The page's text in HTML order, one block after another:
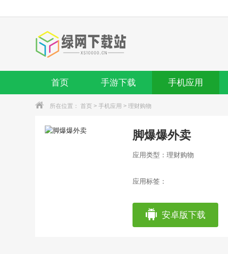
首页 手游下载 手机应用
所在位置： 首页 > 手机应用 > 理财购物
脚爆爆外卖
应用类型：理财购物
应用标签：
安卓版下载